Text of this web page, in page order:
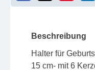
Beschreibung
Halter für
15 cm- mit 6